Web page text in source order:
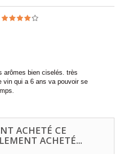
arômes bien ciselés. très
vin qui a 6 ans va pouvoir se
ACHETÉ CE
ACHETÉ...